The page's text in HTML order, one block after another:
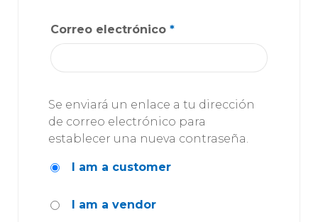
Correo electrónico *
Se enviará un enlace a tu dirección
de correo electrónico para
establecer una nueva contraseña.
I am a customer
I am a vendor